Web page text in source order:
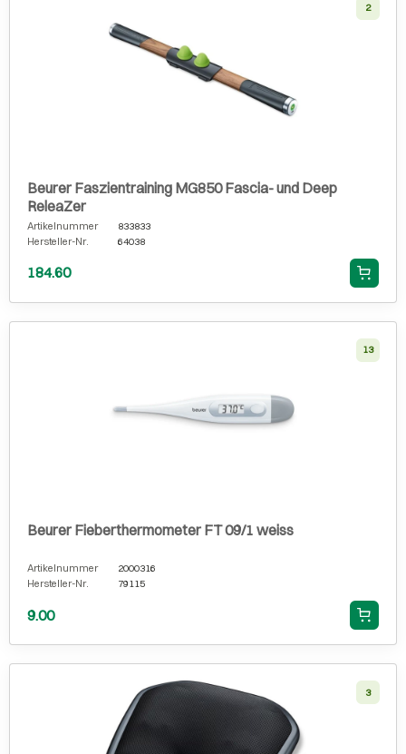
2
Beurer Faszientraining MG850 Fascia- und Deep
ReleaZer
Artikelnummer
833833
Hersteller-Nr.
64038
184.60
13
Beurer Fieberthermometer FT 09/1 weiss
Artikelnummer
2000316
Hersteller-Nr.
79115
9.00
3